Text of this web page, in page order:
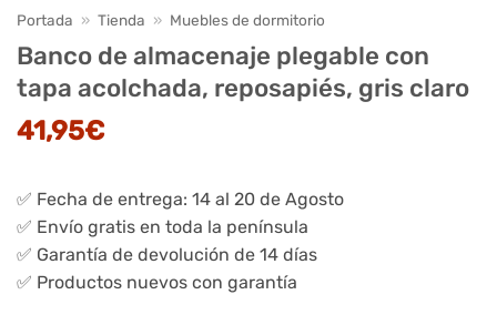
Portada » Tienda » Muebles de dormitorio
Banco de almacenaje plegable con
tapa acolchada, reposapiés, gris claro
41,95€
✅ Fecha de entrega: 14 al 20 de Agosto
✅ Envío gratis en toda la península
✅ Garantía de devolución de 14 días
✅ Productos nuevos con garantía